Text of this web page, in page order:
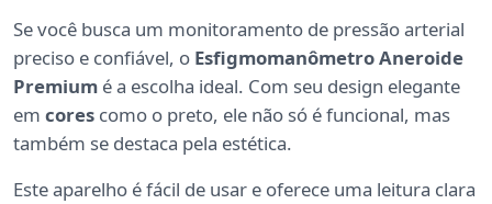
Se você busca um monitoramento de pressão arterial
preciso e confiável, o Esfigmomanômetro Aneroide
Premium é a escolha ideal. Com seu design elegante
em cores como o preto, ele não só é funcional, mas
também se destaca pela estética.
Este aparelho é fácil de usar e oferece uma leitura clara